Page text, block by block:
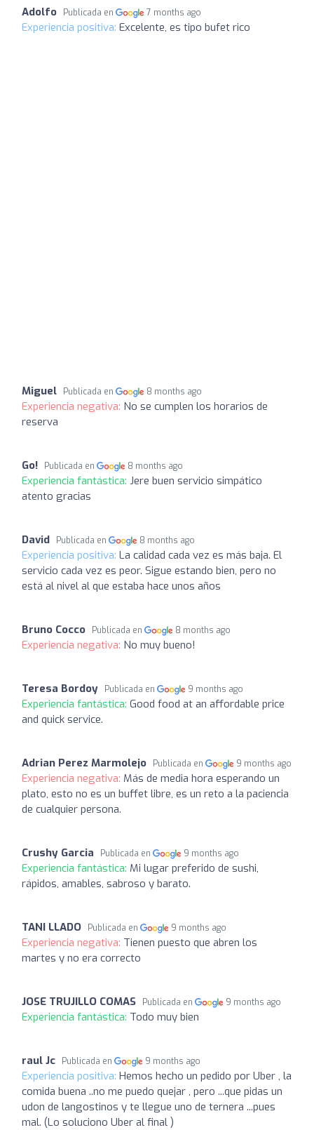
Adolfo Publicada en 7 months ago
Experiencia positiva: Excelente, es tipo bufet rico
Miguel Publicada en 8 months ago
Experiencia negativa: No se cumplen los horarios de
reserva
Go! Publicada en 8 months ago
Experiencia fantástica: Jere buen servicio simpático
atento gracias
David Publicada en 8 months ago
Experiencia positiva: La calidad cada vez es más baja. El
servicio cada vez es peor. Sigue estando bien, pero no
está al nivel al que estaba hace unos años
Bruno Cocco Publicada en 8 months ago
Experiencia negativa: No muy bueno!
Teresa Bordoy Publicada en 9 months ago
Experiencia fantástica: Good food at an affordable price
and quick service.
Adrian Perez Marmolejo Publicada en 9 months ago
Experiencia negativa: Más de media hora esperando un
plato, esto no es un buffet libre, es un reto a la paciencia
de cualquier persona.
Crushy Garcia Publicada en 9 months ago
Experiencia fantástica: Mi lugar preferido de sushi,
rápidos, amables, sabroso y barato.
TANI LLADO Publicada en 9 months ago
Experiencia negativa: Tienen puesto que abren los
martes y no era correcto
JOSE TRUJILLO COMAS Publicada en 9 months ago
Experiencia fantástica: Todo muy bien
raul Jc Publicada en 9 months ago
Experiencia positiva: Hemos hecho un pedido por Uber , la
comida buena ..no me puedo quejar , pero ...que pidas un
udon de langostinos y te llegue uno de ternera ...pues
mal. (Lo soluciono Uber al final )